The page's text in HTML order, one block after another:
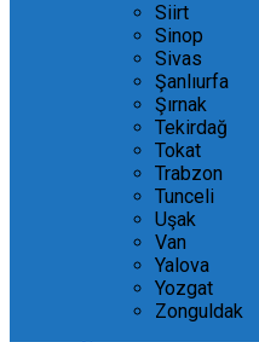
Siirt
Sinop
Sivas
Şanlıurfa
Şırnak
Tekirdağ
Tokat
Trabzon
Tunceli
Uşak
Van
Yalova
Yozgat
Zonguldak